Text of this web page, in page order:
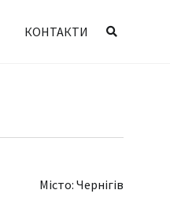
КОНТАКТИ
Місто: Чернігів